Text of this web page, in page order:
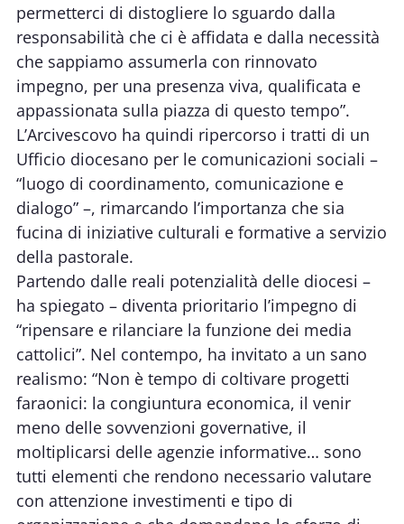
permetterci di distogliere lo sguardo dalla
responsabilità che ci è affidata e dalla necessità
che sappiamo assumerla con rinnovato
impegno, per una presenza viva, qualificata e
appassionata sulla piazza di questo tempo”.
L’Arcivescovo ha quindi ripercorso i tratti di un
Ufficio diocesano per le comunicazioni sociali –
“luogo di coordinamento, comunicazione e
dialogo” –, rimarcando l’importanza che sia
fucina di iniziative culturali e formative a servizio
della pastorale.
Partendo dalle reali potenzialità delle diocesi –
ha spiegato – diventa prioritario l’impegno di
“ripensare e rilanciare la funzione dei media
cattolici”. Nel contempo, ha invitato a un sano
realismo: “Non è tempo di coltivare progetti
faraonici: la congiuntura economica, il venir
meno delle sovvenzioni governative, il
moltiplicarsi delle agenzie informative… sono
tutti elementi che rendono necessario valutare
con attenzione investimenti e tipo di